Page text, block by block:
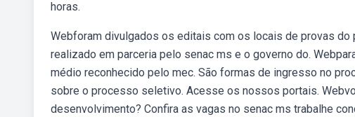
horas.
Webforam divulgados os editais com os locais de provas
realizado em parceria pelo senac ms e o governo do.
médio reconhecido pelo mec. São formas de ingresso no
sobre o processo seletivo. Acesse os nossos portais.
desenvolvimento? Confira as vagas no senac ms trabalhe